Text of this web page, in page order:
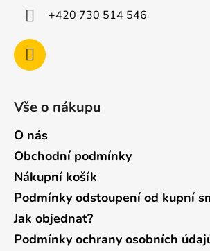
+420 730 514 546
Vše o nákupu
O nás
Obchodní podmínky
Nákupní košík
Podmínky odstoupení od kupní
Jak objednat?
Podmínky ochrany osobních